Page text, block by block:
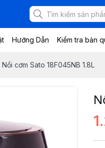
Hướng Dẫn Kiểm tra bản
Nồi cơm Sato 18F045NB 1.8L